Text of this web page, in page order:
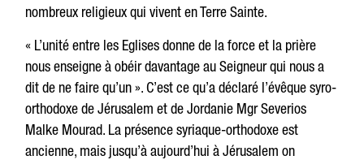
nombreux religieux qui vivent en Terre Sainte.
« L’unité entre les Eglises donne de la force et la prière
nous enseigne à obéir davantage au Seigneur qui nous a
dit de ne faire qu’un ». C’est ce qu’a déclaré l’évêque syro-
orthodoxe de Jérusalem et de Jordanie Mgr Severios
Malke Mourad. La présence syriaque-orthodoxe est
ancienne, mais jusqu’à aujourd’hui à Jérusalem on